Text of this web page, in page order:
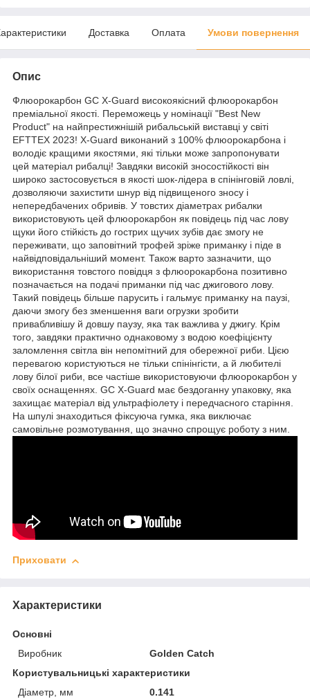
Доставка Оплата Умови повернення
Опис
Флюорокарбон GC X-Guard високоякісний флюорокарбон
преміальної якості. Переможець у номінації "Best New
Product" на найпрестижнішій рибальській виставці у світі
EFTTEX 2023! X-Guard виконаний з 100% флюорокарбона і
володіє кращими якостями, які тільки може запропонувати
цей матеріал рибалці! Завдяки високій зносостійкості він
широко застосовується в якості шок-лідера в спінінговій ловлі,
дозволяючи захистити шнур від підвищеного зносу і
непередбачених обривів. У товстих діаметрах рибалки
використовують цей флюорокарбон як повідець під час лову
щуки його стійкість до гострих щучих зубів дає змогу не
переживати, що заповітний трофей зріже приманку і піде в
найвідповідальніший момент. Також варто зазначити, що
використання товстого повідця з флюорокарбона позитивно
позначається на подачі приманки під час джигового лову.
Такий повідець більше парусить і гальмує приманку на паузі,
даючи змогу без зменшення ваги огрузки зробити
привабливішу й довшу паузу, яка так важлива у джигу. Крім
того, завдяки практично однаковому з водою коефіцієнту
заломлення світла він непомітний для обережної риби. Цією
перевагою користуються не тільки спінінгісти, а й любителі
лову білої риби, все частіше використовуючи флюорокарбон у
своїх оснащеннях. GC X-Guard має бездоганну упаковку, яка
захищає матеріал від ультрафіолету і передчасного старіння.
На шпулі знаходиться фіксуюча гумка, яка виключає
самовільне розмотування, що значно спрощує роботу з ним.
Приховати
Характеристики
Основні
Виробник
Golden Catch
Користувальницькі характеристики
Діаметр, мм
0.141